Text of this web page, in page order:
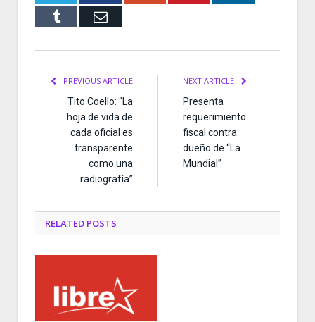
Tumblr Email
PREVIOUS ARTICLE
Tito Coello: “La
hoja de vida de
cada oficial es
transparente
como una
radiografía”
NEXT ARTICLE
Presenta
requerimiento
fiscal contra
dueño de “La
Mundial”
RELATED POSTS